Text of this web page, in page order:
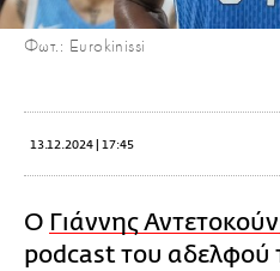
Φωτ.: Eurokinissi
13.12.2024 | 17:45
Ο Γιάννης
podcast του